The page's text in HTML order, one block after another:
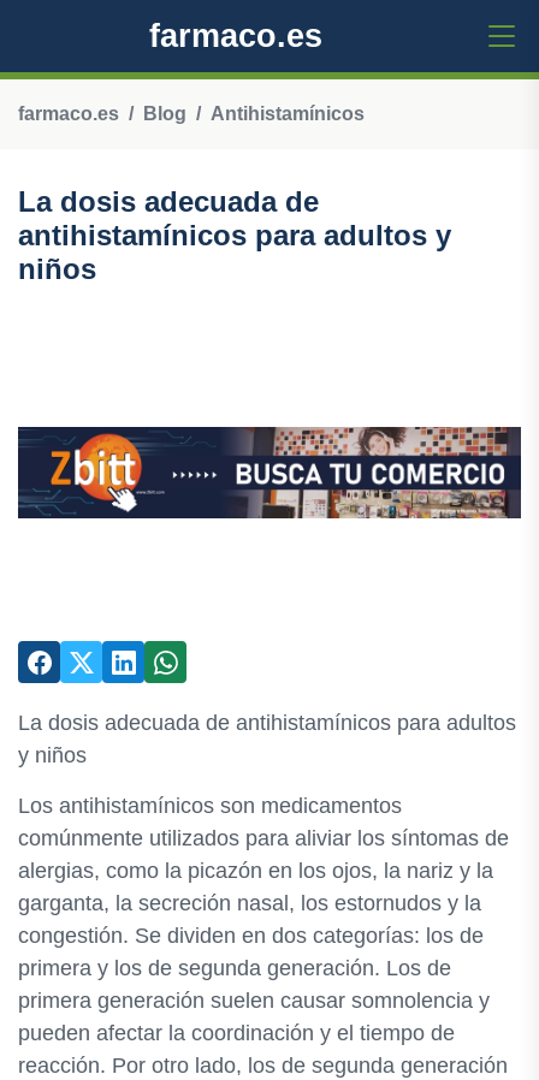
farmaco.es
farmaco.es Blog Antihistamínicos
La dosis adecuada de
antihistamínicos para adultos y
niños
La dosis adecuada de antihistamínicos para adultos
y niños
Los antihistamínicos son medicamentos
comúnmente utilizados para aliviar los síntomas de
alergias, como la picazón en los ojos, la nariz y la
garganta, la secreción nasal, los estornudos y la
congestión. Se dividen en dos categorías: los de
primera y los de segunda generación. Los de
primera generación suelen causar somnolencia y
pueden afectar la coordinación y el tiempo de
reacción. Por otro lado, los de segunda generación